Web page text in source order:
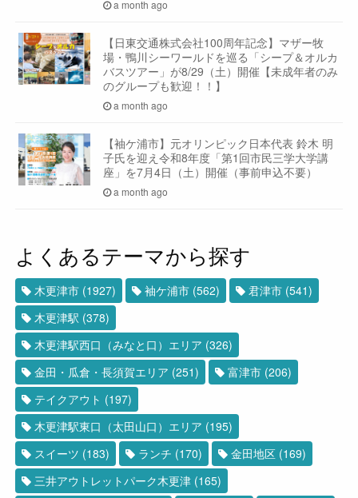
a month ago
【日東交通株式会社100周年記念】マザー牧
場・鴨川シーワールドを巡る「シープ＆オルカ
バスツアー」が8/29（土）開催【未成年者のみ
のグループも歓迎！！】
a month ago
【袖ケ浦市】元オリンピック日本代表 鈴木 明
子氏を迎え令和8年度「第1回市民三学大学講
座」を7月4日（土）開催（事前申込不要）
a month ago
よくあるテーマから探す
木更津市 (1927) 袖ケ浦市 (562) 君津市 (541)
木更津駅 (378)
木更津駅西口（みなと口）エリア (326)
金田・瓜倉・長須賀エリア (251) 富津市 (206)
テイクアウト (197)
木更津駅東口（太田山口）エリア (195)
スイーツ (183) ランチ (170) 金田地区 (169)
三井アウトレットパーク木更津 (165)